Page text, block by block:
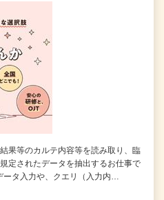
果等のカルテ内容等を読み取り、臨
定されたデータを抽出するお仕事で
ータ入力や、クエリ（入力内…